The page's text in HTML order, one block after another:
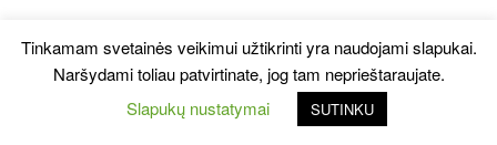
Tinkamam svetainės veikimui užtikrinti yra naudojami slapukai.
Naršydami toliau patvirtinate, jog tam neprieštaraujate.
Slapukų nustatymai
SUTINKU